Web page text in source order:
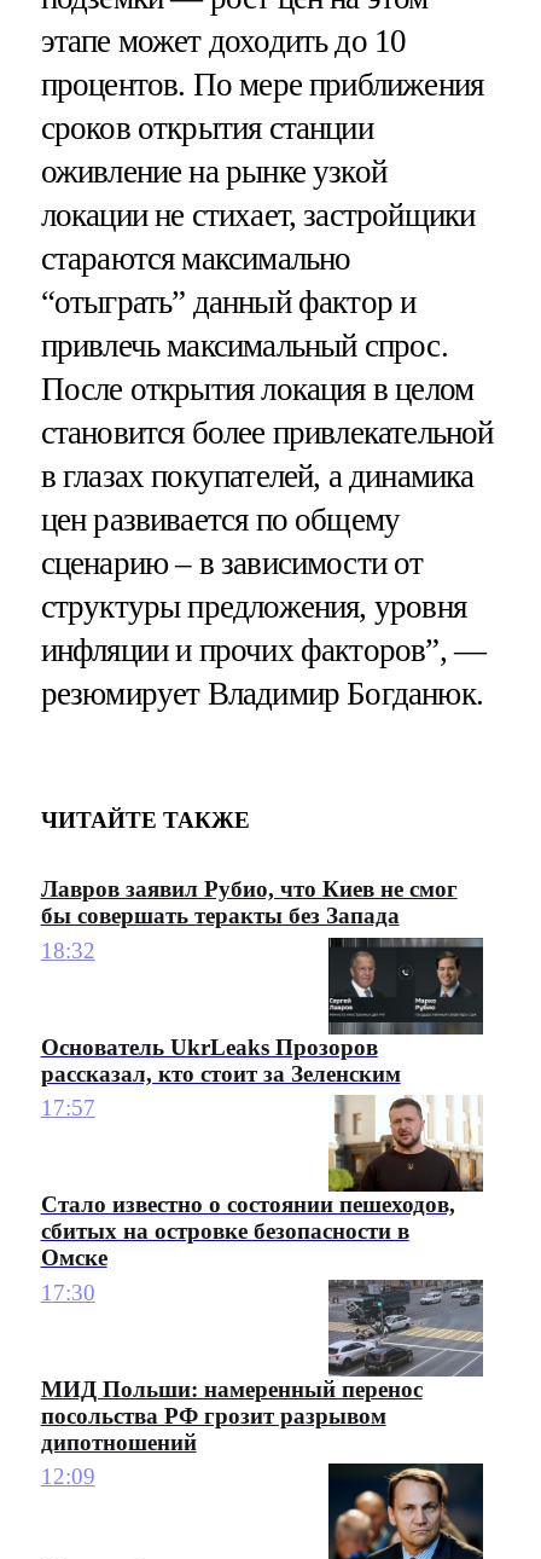
этапе может доходить до 10
процентов. По мере приближения
сроков открытия станции
оживление на рынке узкой
локации не стихает, застройщики
стараются максимально
“отыграть” данный фактор и
привлечь максимальный спрос.
После открытия локация в целом
становится более привлекательной
в глазах покупателей, а динамика
цен развивается по общему
сценарию – в зависимости от
структуры предложения, уровня
инфляции и прочих факторов”, —
резюмирует Владимир Богданюк.
ЧИТАЙТЕ ТАКЖЕ
Лавров заявил Рубио, что Киев не смог
бы совершать теракты без Запада
18:32
Основатель UkrLeaks Прозоров
рассказал, кто стоит за Зеленским
17:57
Стало известно о состоянии пешеходов,
сбитых на островке безопасности в
Омске
17:30
МИД Польши: намеренный перенос
посольства РФ грозит разрывом
дипотношений
12:09